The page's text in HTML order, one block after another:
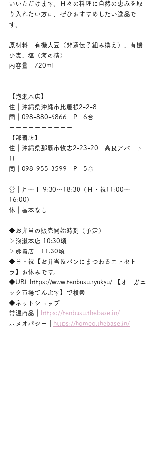
いいただけます。日々の料理に自然の恵みを取
り入れたい方に、ぜひおすすめしたい逸品で
す。
原材料｜有機大豆（非遺伝子組み換え）、有機
小麦、塩（海の精）
内容量｜720ml
ーーーーーーーーーー
【泡瀬本店】
住｜沖縄県沖縄市比屋根2-2-8
問｜098-880-6866　P｜6台
ーーーーーーーーーー
【那覇店】
住｜沖縄県那覇市牧志2-23-20　高良アパート
1F
問｜098-955-3599　P｜5台
ーーーーーーーーーー
営｜月〜土 9:30〜18:30（日・祝11:00〜
16:00）
休｜基本なし
◆お弁当の販売開始時刻（予定）
▷泡瀬本店 10:30頃
▷那覇店　11:30頃
◆日・祝【お弁当＆パンにまつわるエトセト
ラ】お休みです。
◆URL https://www.tenbusu.ryukyu/ 【オーガニ
ック市場てんぶす】で検索
◆ネットショップ
常温商品｜
https://tenbusu.thebase.in/
ホメオパシー｜
https://homeo.thebase.in/
ーーーーーーーーーー